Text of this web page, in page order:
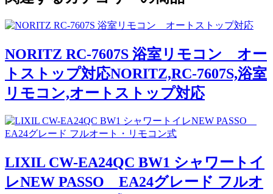
NORITZ RC-7607S 浴室リモコン オー
トストップ対応NORITZ,RC-7607S,浴室
リモコン,オートストップ対応
LIXIL CW-EA24QC BW1 シャワートイ
レNEW PASSO EA24グレード フルオ